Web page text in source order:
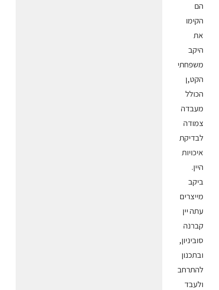
הם
הקימו
את
היקב
משפחתי
הקט,ן
הכולל
מעבדה
צמודה
לבדיקת
איכויות
היין.
ביקב
מייצרים
עתה יין
קברנה
סוביניון,
ובתכנון
להתרחב
ולעבד